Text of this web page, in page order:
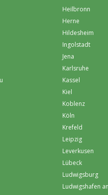
Heilbronn
Herne
Hildesheim
Ingolstadt
Jena
Karlsruhe
Kassel
Kiel
Koblenz
Köln
Krefeld
Leipzig
Leverkusen
Lübeck
Ludwigsburg
Ludwigshafen